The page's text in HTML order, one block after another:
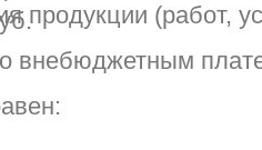
продукции (работ,
внебюджетным